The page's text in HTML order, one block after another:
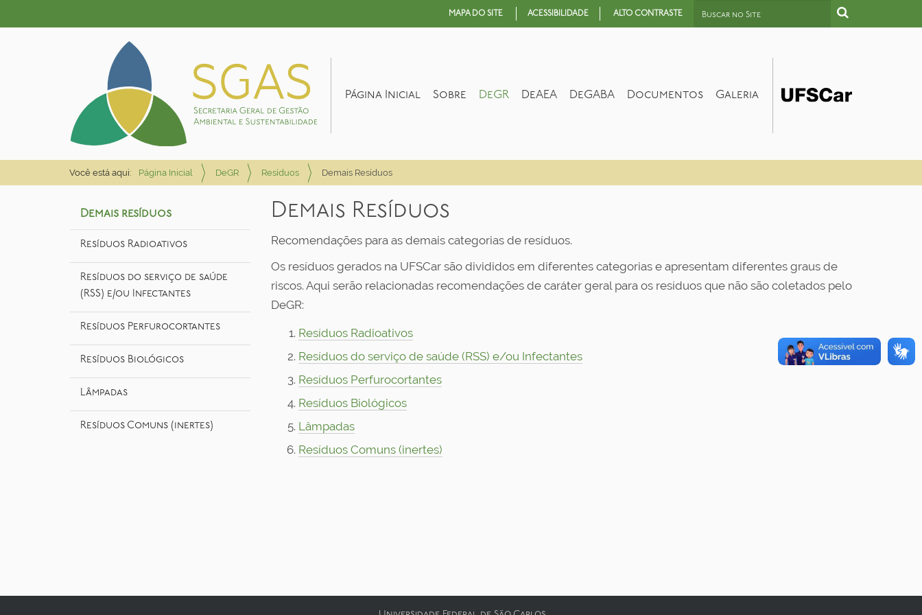
MAPA DO SITE ACESSIBILIDADE ALTO CONTRASTE
Busca
Página Inicial Sobre DeGR DeAEA DeGABA Documentos Galeria
Você está aqui: Página Inicial DeGR Resíduos Demais Resíduos
Demais resíduos
Resíduos Radioativos
Resíduos do serviço de saúde
(RSS) e/ou Infectantes
Resíduos Perfurocortantes
Resíduos Biológicos
Lâmpadas
Resíduos Comuns (inertes)
Demais Resíduos
Recomendações para as demais categorias de resíduos.
Os resíduos gerados na UFSCar são divididos em diferentes categorias e apresentam diferentes graus de
riscos. Aqui serão relacionadas recomendações de caráter geral para os resíduos que não são coletados pelo
DeGR:
Resíduos Radioativos
Resíduos do serviço de saúde (RSS) e/ou Infectantes
Resíduos Perfurocortantes
Resíduos Biológicos
Lâmpadas
Resíduos Comuns (inertes)